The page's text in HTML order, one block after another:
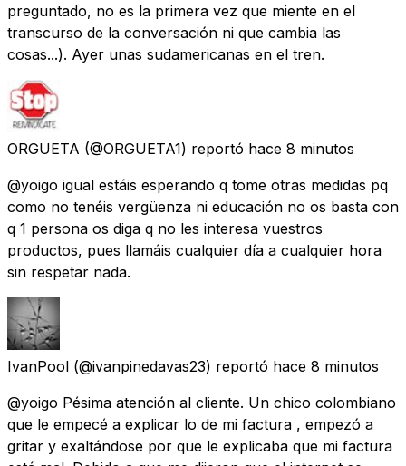
preguntado, no es la primera vez que miente en el
transcurso de la conversación ni que cambia las
cosas...). Ayer unas sudamericanas en el tren.
ORGUETA (@ORGUETA1) reportó hace 8 minutos
@yoigo igual estáis esperando q tome otras medidas pq
como no tenéis vergüenza ni educación no os basta con
q 1 persona os diga q no les interesa vuestros
productos, pues llamáis cualquier día a cualquier hora
sin respetar nada.
IvanPool (@ivanpinedavas23) reportó hace 8 minutos
@yoigo Pésima atención al cliente. Un chico colombiano
que le empecé a explicar lo de mi factura , empezó a
gritar y exaltándose por que le explicaba que mi factura